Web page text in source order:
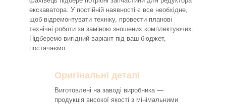
екскаватора. У постійній наявності є все необхідне,
щоб відремонтувати техніку, провести планові
технічні роботи за заміною зношених комплектуючих.
Підберемо вигідний варіант під ваш бюджет,
постачаємо:
Оригінальні деталі
Виготовлені на заводі виробника —
продукція високої якості з мінімальними